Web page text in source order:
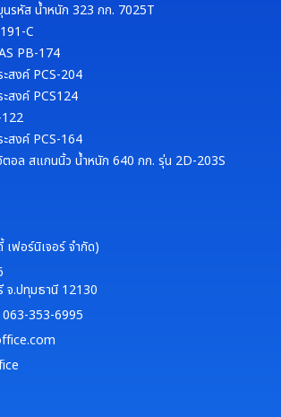
รหัส น้ำหนัก 323 กก. 7025T
C
PB-174
สงค์ PCS-204
สงค์ PCS124
สงค์ PCS-164
ตอล สแกนนิ้ว น้ำหนัก 640 กก. รุ่น 2D-203S
ฟอร์นิเจอร์ จำกัด)
จ.ปทุมธานี 12130
353-6995